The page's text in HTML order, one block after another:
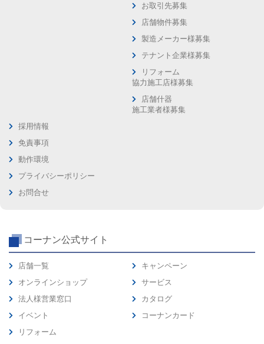
お取引先募集
店舗物件募集
製造メーカー様募集
テナント企業様募集
リフォーム
協力施工店様募集
店舗什器
施工業者様募集
採用情報
免責事項
動作環境
プライバシーポリシー
お問合せ
コーナン公式サイト
店舗一覧
オンラインショップ
法人様営業窓口
イベント
リフォーム
キャンペーン
サービス
カタログ
コーナンカード